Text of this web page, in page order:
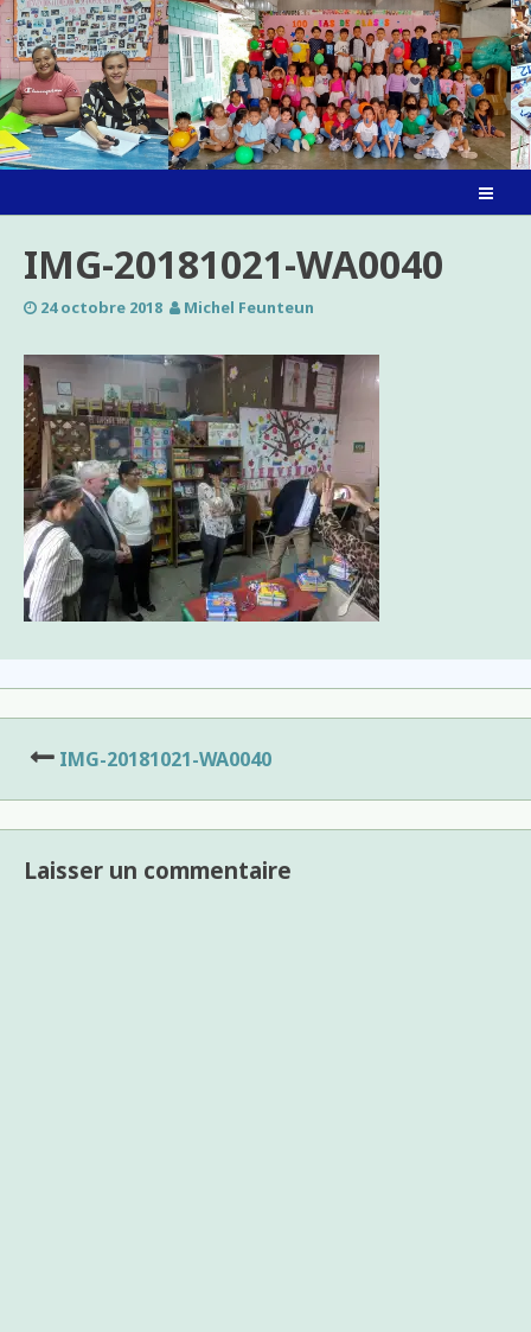
Skip
to
content
IMG-20181021-WA0040
24 octobre 2018 Michel Feunteun
Navigation
de
l’article
IMG-20181021-WA0040
Laisser un commentaire